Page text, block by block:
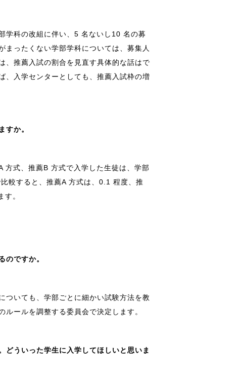
学科の改組に伴い、5 名ないし10 名の募
まったくない学部学科については、募集人
、推薦入試の割合を見直す具体的な話はで
、入学センターとしても、推薦入試枠の増
すか。
方式、推薦B 方式で入学した生徒は、学部
較すると、推薦A 方式は、0.1 程度、推
。
のですか。
ついても、学部ごとに細かい試験方法を教
ールを調整する委員会で決定します。
どういった学生に入学してほしいと思いま